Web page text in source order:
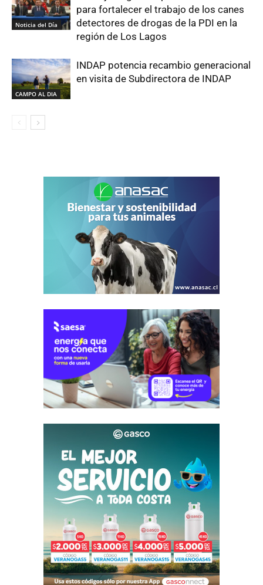
Noticia del Día
para fortalecer el trabajo de los canes
detectores de drogas de la PDI en la
región de Los Lagos
CAMPO AL DIA
INDAP potencia recambio generacional
en visita de Subdirectora de INDAP